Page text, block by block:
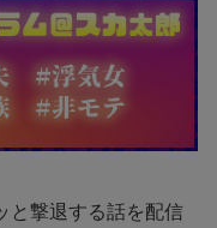
と撃退する話を配信